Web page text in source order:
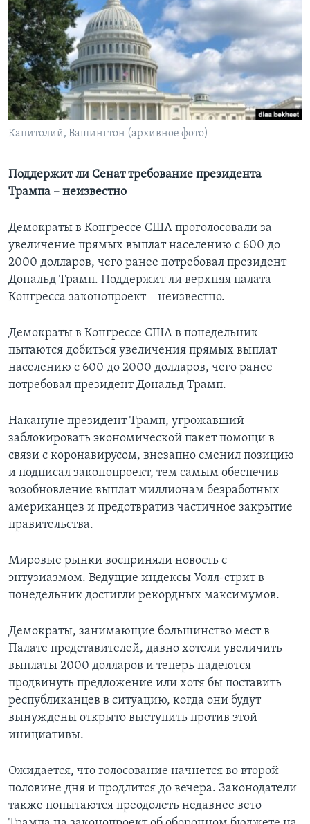
Learning English
СОЦИАЛЬНЫЕ СЕТИ
Языки
Капитолий, Вашингтон (архивное фото)
Поддержит ли Сенат требование президента
Трампа – неизвестно
Демократы в Конгрессе США проголосовали за
увеличение прямых выплат населению с 600 до
2000 долларов, чего ранее потребовал президент
Дональд Трамп. Поддержит ли верхняя палата
Конгресса законопроект – неизвестно.
Демократы в Конгрессе США в понедельник
пытаются добиться увеличения прямых выплат
населению с 600 до 2000 долларов, чего ранее
потребовал президент Дональд Трамп.
Накануне президент Трамп, угрожавший
заблокировать экономической пакет помощи в
связи с коронавирусом, внезапно сменил позицию
и подписал законопроект, тем самым обеспечив
возобновление выплат миллионам безработных
американцев и предотвратив частичное закрытие
правительства.
Мировые рынки восприняли новость с
энтузиазмом. Ведущие индексы Уолл-стрит в
понедельник достигли рекордных максимумов.
Демократы, занимающие большинство мест в
Палате представителей, давно хотели увеличить
выплаты 2000 долларов и теперь надеются
продвинуть предложение или хотя бы поставить
республиканцев в ситуацию, когда они будут
вынуждены открыто выступить против этой
инициативы.
Ожидается, что голосование начнется во второй
половине дня и продлится до вечера. Законодатели
также попытаются преодолеть недавнее вето